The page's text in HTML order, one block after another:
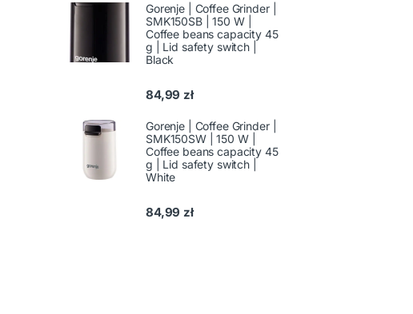
Gorenje | Coffee Grinder |
SMK150SB | 150 W |
Coffee beans capacity 45
g | Lid safety switch |
Black
84,99zł
Gorenje | Coffee Grinder |
SMK150SW | 150 W |
Coffee beans capacity 45
g | Lid safety switch |
White
84,99zł